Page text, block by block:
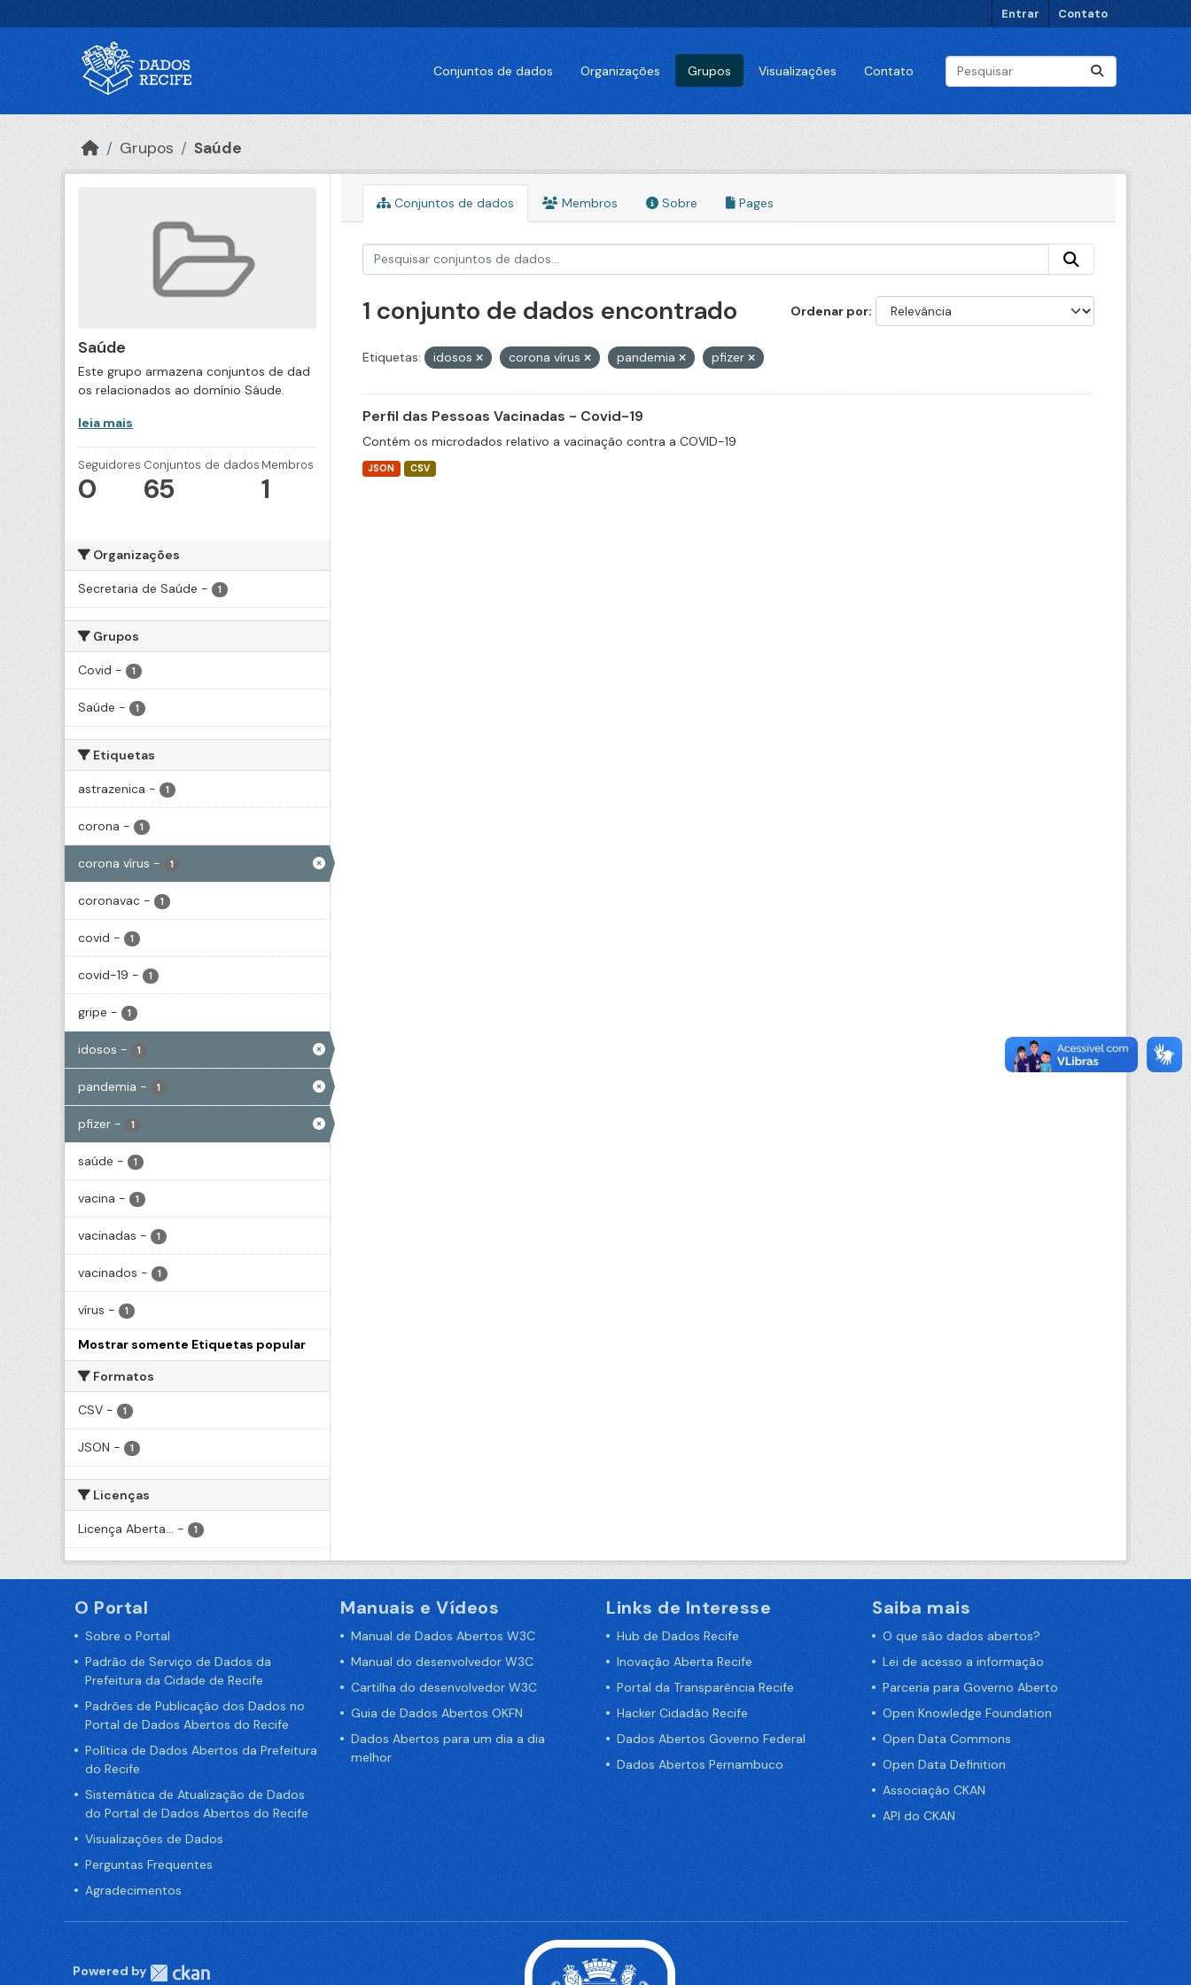
Entrar Contato
Conjuntos de dados Organizações Grupos Visualizações Contato
Grupos Saúde
Saúde
Este grupo armazena conjuntos de dad
os relacionados ao domínio Sáude.
leia mais
Seguidores
0
Conjuntos de dados
65
Membros
1
Organizações
Secretaria de Saúde - 1
Grupos
Covid - 1
Saúde - 1
Etiquetas
astrazenica - 1
corona - 1
corona vírus - 1
coronavac - 1
covid - 1
covid-19 - 1
gripe - 1
idosos - 1
pandemia - 1
pfizer - 1
saúde - 1
vacina - 1
vacinadas - 1
vacinados - 1
vírus - 1
Mostrar somente Etiquetas popular
Formatos
CSV - 1
JSON - 1
Licenças
Licença Aberta... - 1
Conjuntos de dados Membros Sobre Pages
Ordenar por
1 conjunto de dados encontrado
Etiquetas: idosos corona vírus pandemia pfizer
Perfil das Pessoas Vacinadas - Covid-19
Contém os microdados relativo a vacinação contra a COVID-19
JSON CSV
O Portal
Sobre o Portal
Padrão de Serviço de Dados da
Prefeitura da Cidade de Recife
Padrões de Publicação dos Dados no
Portal de Dados Abertos do Recife
Política de Dados Abertos da Prefeitura
do Recife
Sistemática de Atualização de Dados
do Portal de Dados Abertos do Recife
Visualizações de Dados
Perguntas Frequentes
Agradecimentos
Manuais e Vídeos
Manual de Dados Abertos W3C
Manual do desenvolvedor W3C
Cartilha do desenvolvedor W3C
Guia de Dados Abertos OKFN
Dados Abertos para um dia a dia
melhor
Links de Interesse
Hub de Dados Recife
Inovação Aberta Recife
Portal da Transparência Recife
Hacker Cidadão Recife
Dados Abertos Governo Federal
Dados Abertos Pernambuco
Saiba mais
O que são dados abertos?
Lei de acesso a informação
Parceria para Governo Aberto
Open Knowledge Foundation
Open Data Commons
Open Data Definition
Associação CKAN
API do CKAN
Powered by